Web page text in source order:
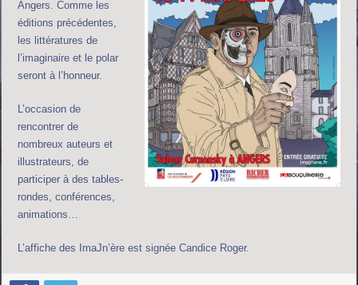
Angers. Comme les
éditions précédentes,
les littératures de
l’imaginaire et le polar
seront à l’honneur.
L’occasion de
rencontrer de
nombreux auteurs et
illustrateurs, de
participer à des tables-
rondes, conférences,
animations…
L’affiche des ImaJn’ère est signée Candice Roger.